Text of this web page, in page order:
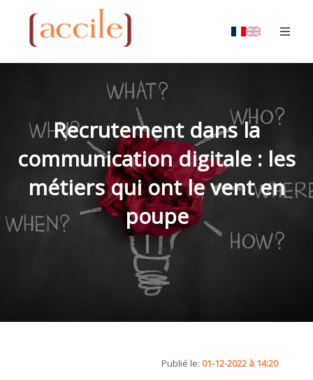
Recrutement dans la
communication digitale : les
métiers qui ont le vent en
poupe
Publié le: 01-12-2022 à 14:20